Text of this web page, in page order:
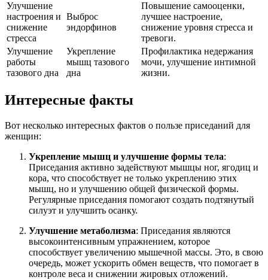
Улучшение
настроения и
снижение
стресса
Выброс
эндорфинов
Повышение самооценки,
лучшее настроение,
снижение уровня стресса и
тревоги.
Улучшение
работы
тазового дна
Укрепление
мышц тазового
дна
Профилактика недержания
мочи, улучшение интимной
жизни.
Интересные факты
Вот несколько интересных фактов о пользе приседаний для
женщин:
Укрепление мышц и улучшение формы тела:
Приседания активно задействуют мышцы ног, ягодиц и
кора, что способствует не только укреплению этих
мышц, но и улучшению общей физической формы.
Регулярные приседания помогают создать подтянутый
силуэт и улучшить осанку.
Улучшение метаболизма: Приседания являются
высокоинтенсивным упражнением, которое
способствует увеличению мышечной массы. Это, в свою
очередь, может ускорить обмен веществ, что помогает в
контроле веса и снижении жировых отложений.